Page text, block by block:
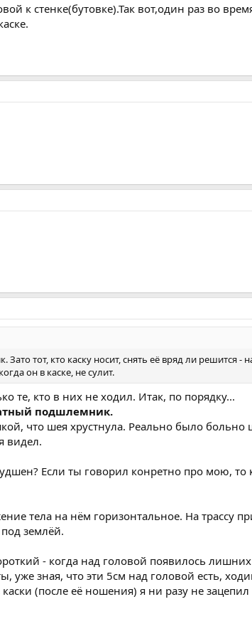
к стенке(бутовке).Так вот,один раз во
тот, кто каску носит, снять её вряд ли решится -
он в каске, не сулит.
те, кто в них не ходил. Итак, по порядку...
подшлемник.
что шея хрустнула. Реально было
видел.
Если ты говорил конретно про мою, то
тела на нём горизонтальное. На трассу
землёй.
- когда над головой появилось
зная, что эти 5см над головой есть,
(после её ношения) я ни разу не